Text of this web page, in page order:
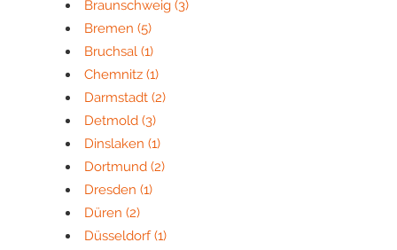
Braunschweig (3)
Bremen (5)
Bruchsal (1)
Chemnitz (1)
Darmstadt (2)
Detmold (3)
Dinslaken (1)
Dortmund (2)
Dresden (1)
Düren (2)
Düsseldorf(1)